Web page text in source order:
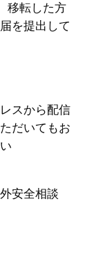
移転した方
を提出して
スから配信
だいてもお
安全相談